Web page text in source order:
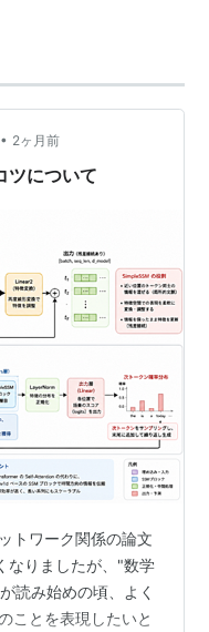
• 2ヶ月前
ツについて
トワーク関係の論文
なりましたが、"数学
読み始めの頃、よく
ことを表現したいと